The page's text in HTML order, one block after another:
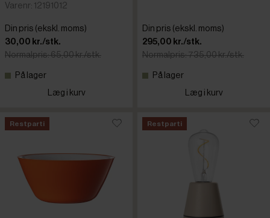
Varenr: 12191012
Din pris (ekskl. moms)
30,00 kr./stk.
Normalpris: 65,00 kr./stk.
På lager
Læg i kurv
Din pris (ekskl. moms)
295,00 kr./stk.
Normalpris: 735,00 kr./stk.
På lager
Læg i kurv
Restparti Restparti